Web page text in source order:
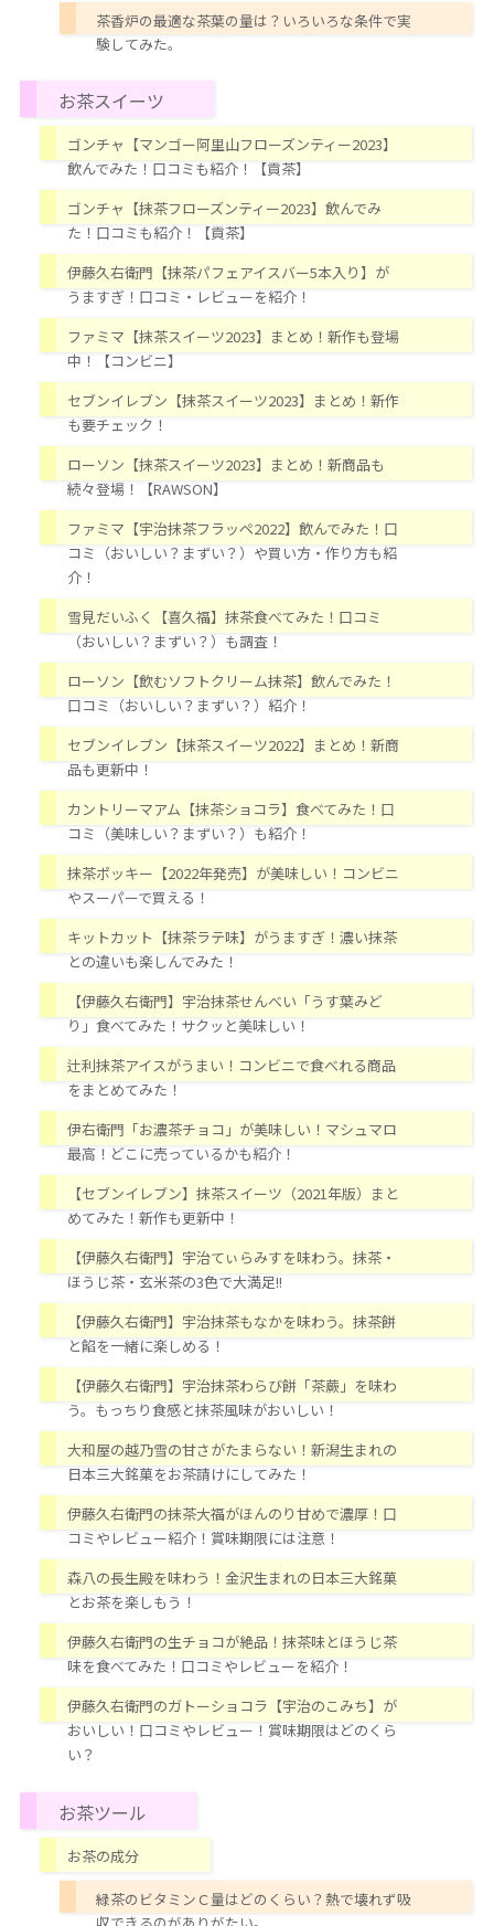
茶香炉の最適な茶葉の量は？いろいろな条件で実
験してみた。
お茶スイーツ
ゴンチャ【マンゴー阿里山フローズンティー2023】
飲んでみた！口コミも紹介！【貢茶】
ゴンチャ【抹茶フローズンティー2023】飲んでみ
た！口コミも紹介！【貢茶】
伊藤久右衛門【抹茶パフェアイスバー5本入り】が
うますぎ！口コミ・レビューを紹介！
ファミマ【抹茶スイーツ2023】まとめ！新作も登場
中！【コンビニ】
セブンイレブン【抹茶スイーツ2023】まとめ！新作
も要チェック！
ローソン【抹茶スイーツ2023】まとめ！新商品も
続々登場！【RAWSON】
ファミマ【宇治抹茶フラッペ2022】飲んでみた！口
コミ（おいしい？まずい？）や買い方・作り方も紹
介！
雪見だいふく【喜久福】抹茶食べてみた！口コミ
（おいしい？まずい？）も調査！
ローソン【飲むソフトクリーム抹茶】飲んでみた！
口コミ（おいしい？まずい？）紹介！
セブンイレブン【抹茶スイーツ2022】まとめ！新商
品も更新中！
カントリーマアム【抹茶ショコラ】食べてみた！口
コミ（美味しい？まずい？）も紹介！
抹茶ポッキー【2022年発売】が美味しい！コンビニ
やスーパーで買える！
キットカット【抹茶ラテ味】がうますぎ！濃い抹茶
との違いも楽しんでみた！
【伊藤久右衛門】宇治抹茶せんべい「うす葉みど
り」食べてみた！サクッと美味しい！
辻利抹茶アイスがうまい！コンビニで食べれる商品
をまとめてみた！
伊右衛門「お濃茶チョコ」が美味しい！マシュマロ
最高！どこに売っているかも紹介！
【セブンイレブン】抹茶スイーツ（2021年版）まと
めてみた！新作も更新中！
【伊藤久右衛門】宇治てぃらみすを味わう。抹茶・
ほうじ茶・玄米茶の3色で大満足!!
【伊藤久右衛門】宇治抹茶もなかを味わう。抹茶餅
と餡を一緒に楽しめる！
【伊藤久右衛門】宇治抹茶わらび餅「茶蕨」を味わ
う。もっちり食感と抹茶風味がおいしい！
大和屋の越乃雪の甘さがたまらない！新潟生まれの
日本三大銘菓をお茶請けにしてみた！
伊藤久右衛門の抹茶大福がほんのり甘めで濃厚！口
コミやレビュー紹介！賞味期限には注意！
森八の長生殿を味わう！金沢生まれの日本三大銘菓
とお茶を楽しもう！
伊藤久右衛門の生チョコが絶品！抹茶味とほうじ茶
味を食べてみた！口コミやレビューを紹介！
伊藤久右衛門のガトーショコラ【宇治のこみち】が
おいしい！口コミやレビュー！賞味期限はどのくら
い？
お茶ツール
お茶の成分
緑茶のビタミンＣ量はどのくらい？熱で壊れず吸